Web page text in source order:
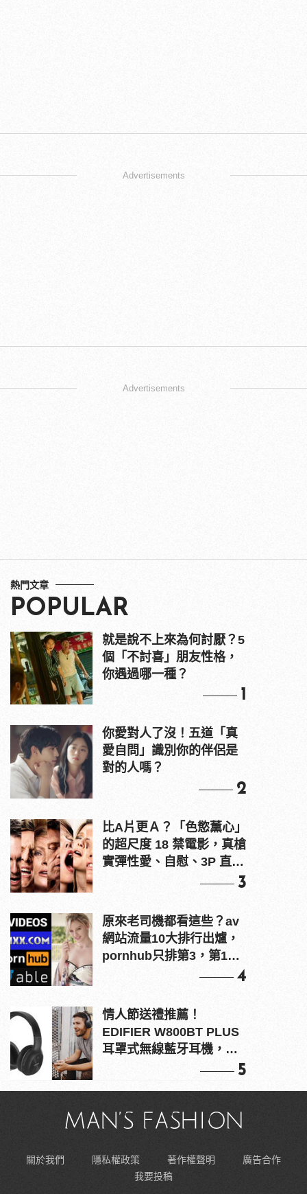
Advertisements
Advertisements
熱門文章
POPULAR
就是說不上來為何討厭？5
個「不討喜」朋友性格，
你遇過哪一種？
1
你愛對人了沒！五道「真
愛自問」識別你的伴侶是
對的人嗎？
2
比A片更Ａ？「色慾薰心」
的超尺度 18 禁電影，真槍
實彈性愛、自慰、3P 直接
3
原來老司機都看這些？av
網站流量10大排行出爐，
pornhub只排第3，第1名
4
情人節送禮推薦！
EDIFIER W800BT PLUS
耳罩式無線藍牙耳機，在
5
關於我們 隱私權政策 著作權聲明
廣告合作
我要投稿